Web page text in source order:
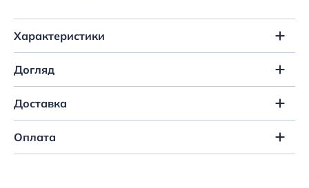
Характеристики
Догляд
Доставка
Оплата